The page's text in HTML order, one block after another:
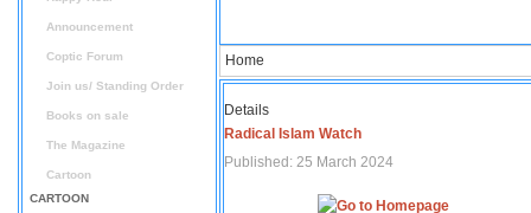
Announcement
Coptic Forum
Join us/ Standing Order
Books on sale
The Magazine
Cartoon
CARTOON
Home
Details
Radical Islam Watch
Published: 25 March 2024